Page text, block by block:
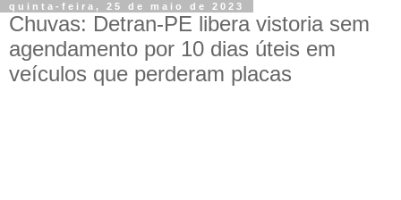
quinta-feira, 25 de maio de 2023
Chuvas: Detran-PE libera vistoria sem
agendamento por 10 dias úteis em
veículos que perderam placas